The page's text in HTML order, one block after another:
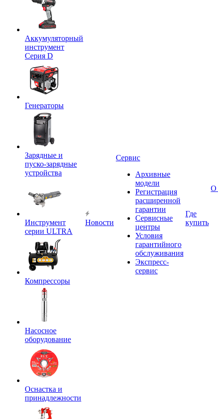
Аккумуляторный
инструмент
Серия D
Генераторы
Зарядные и
пуско-зарядные
устройства
Инструмент
серии ULTRA
Компрессоры
Насосное
оборудование
Оснастка и
принадлежности
Новости
Сервис
Архивные
модели
Регистрация
расширенной
гарантии
Сервисные
центры
Условия
гарантийного
обслуживания
Экспресс-
сервис
Где
купить
О